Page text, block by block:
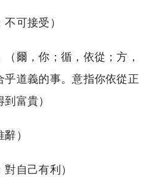
可接受）
（爾，你；循，依從；方，
乎道義的事。意指你依從正
富貴）
）
自己有利）